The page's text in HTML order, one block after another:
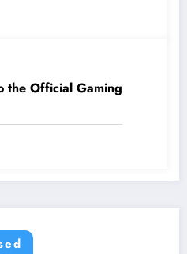
the Official Gaming